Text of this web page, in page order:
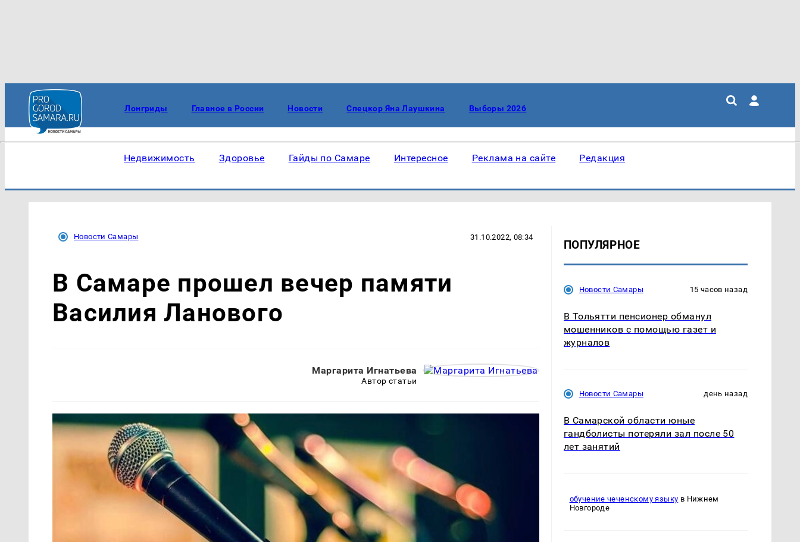
Лонгриды Главное в России Новости Спецкор Яна Лаушкина Выборы 2026
Недвижимость Здоровье Гайды по Самаре Интересное Реклама на сайте Редакция
Новости Самары 31.10.2022, 08:34
В Самаре прошел вечер памяти
Василия Ланового
Маргарита Игнатьева
Автор статьи
ПОПУЛЯРНОЕ
Новости Самары 15 часов назад
В Тольятти пенсионер обманул
мошенников с помощью газет и
журналов
Новости Самары день назад
В Самарской области юные
гандболисты потеряли зал после 50
лет занятий
обучение чеченскому языку в Нижнем
Новгороде